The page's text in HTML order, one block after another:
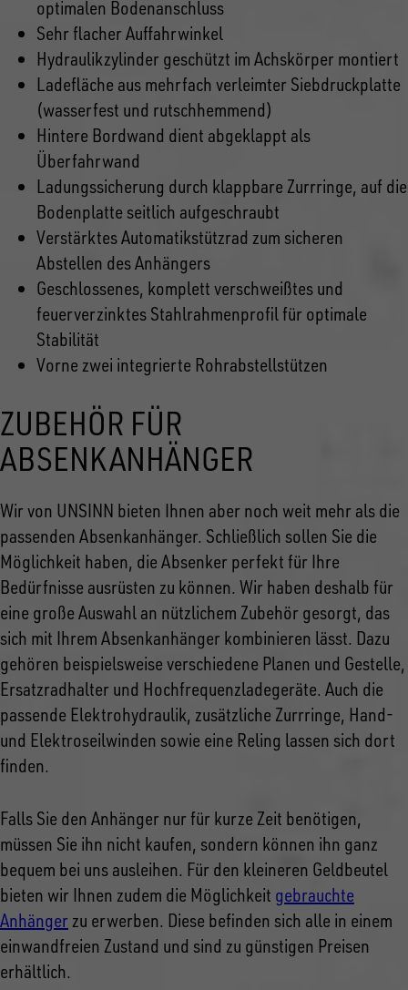
optimalen Bodenanschluss
Sehr flacher Auffahrwinkel
Hydraulikzylinder geschützt im Achskörper montiert
Ladefläche aus mehrfach verleimter Siebdruckplatte
(wasserfest und rutschhemmend)
Hintere Bordwand dient abgeklappt als
Überfahrwand
Ladungssicherung durch klappbare Zurrringe, auf die
Bodenplatte seitlich aufgeschraubt
Verstärktes Automatikstützrad zum sicheren
Abstellen des Anhängers
Geschlossenes, komplett verschweißtes und
feuerverzinktes Stahlrahmenprofil für optimale
Stabilität
Vorne zwei integrierte Rohrabstellstützen
ZUBEHÖR FÜR
ABSENKANHÄNGER
Wir von UNSINN bieten Ihnen aber noch weit mehr als die
passenden Absenkanhänger. Schließlich sollen Sie die
Möglichkeit haben, die Absenker perfekt für Ihre
Bedürfnisse ausrüsten zu können. Wir haben deshalb für
eine große Auswahl an nützlichem Zubehör gesorgt, das
sich mit Ihrem Absenkanhänger kombinieren lässt. Dazu
gehören beispielsweise verschiedene Planen und Gestelle,
Ersatzradhalter und Hochfrequenzladegeräte. Auch die
passende Elektrohydraulik, zusätzliche Zurrringe, Hand-
und Elektroseilwinden sowie eine Reling lassen sich dort
finden.
Falls Sie den Anhänger nur für kurze Zeit benötigen,
müssen Sie ihn nicht kaufen, sondern können ihn ganz
bequem bei uns ausleihen. Für den kleineren Geldbeutel
bieten wir Ihnen zudem die Möglichkeit gebrauchte
Anhänger zu erwerben. Diese befinden sich alle in einem
einwandfreien Zustand und sind zu günstigen Preisen
erhältlich.